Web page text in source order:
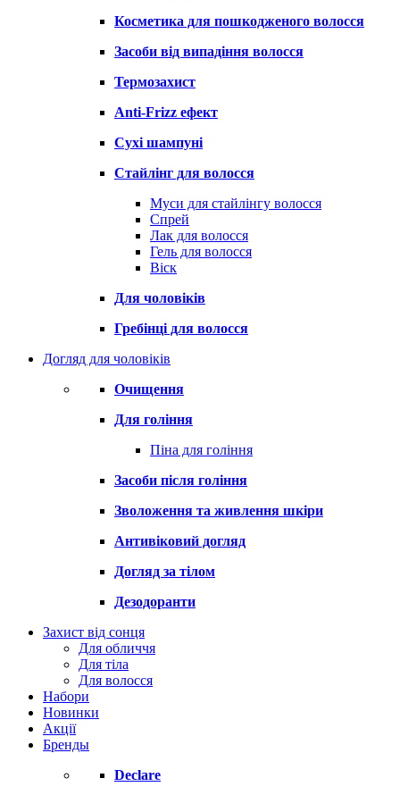
Косметика для пошкодженого волосся
Засоби від випадіння волосся
Термозахист
Anti-Frizz ефект
Сухі шампуні
Стайлінг для волосся
Муси для стайлінгу волосся
Спрей
Лак для волосся
Гель для волосся
Віск
Для чоловіків
Гребінці для волосся
Догляд для чоловіків
Очищення
Для гоління
Піна для гоління
Засоби після гоління
Зволоження та живлення шкіри
Антивіковий догляд
Догляд за тілом
Дезодоранти
Захист від сонця
Для обличчя
Для тіла
Для волосся
Набори
Новинки
Акції
Бренды
Declare